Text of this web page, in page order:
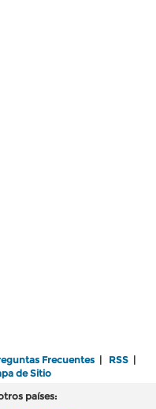
Frecuentes | RSS |
de Sitio
países: